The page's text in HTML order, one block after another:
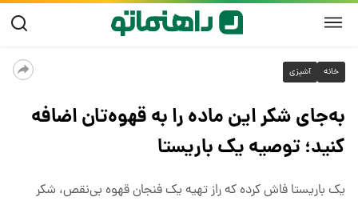
خانه آشپزی
به‌جای شکر این ماده را به قهوه‌تان اضافه
کنید؛ توصیه‌ یک باریستا
یک باریستا فاش کرده که راز تهیه یک فنجان قهوه بی‌نقص، شکر